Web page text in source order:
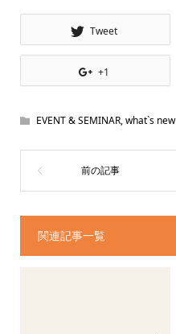
Tweet
+1
EVENT & SEMINAR,what`s new
関連記事一覧